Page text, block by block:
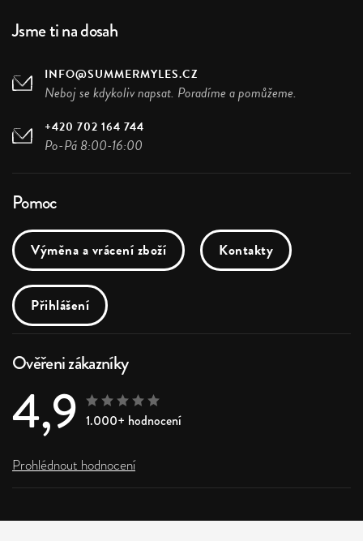
Jsme ti na dosah
INFO@SUMMERMYLES.CZ
Neboj se kdykoliv napsat. Poradíme a pomůžeme.
+420 702 164 744
Po-Pá 8:00-16:00
Pomoc
Výměna a vrácení zboží Kontakty
Přihlášení
Ověřeni zákazníky
4,9 1.000+ hodnocení
Prohlédnout hodnocení